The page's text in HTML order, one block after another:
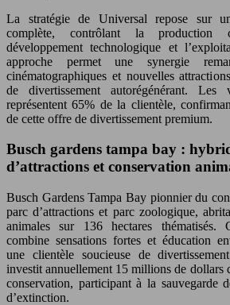
La stratégie de Universal repose sur
complète, contrôlant la production
développement technologique et
approche permet une synergie
cinématographiques et nouvelles
de divertissement autorégénérant. Les
représentent 65% de la clientèle,
de cette offre de divertissement premium.
Busch gardens tampa bay :
d’attractions et conservation
Busch Gardens Tampa Bay pionnier du
parc d’attractions et parc zoologique,
animales sur 136 hectares thématisés.
combine sensations fortes et éducation
une clientèle soucieuse de
investit annuellement 15 millions de dollars
conservation, participant à la sauvegarde
d’extinction.